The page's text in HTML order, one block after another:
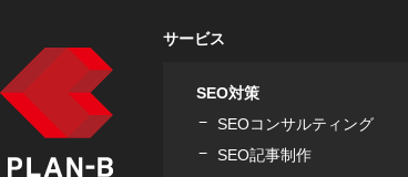
サービス
SEO対策
SEOコンサルティング
SEO記事制作